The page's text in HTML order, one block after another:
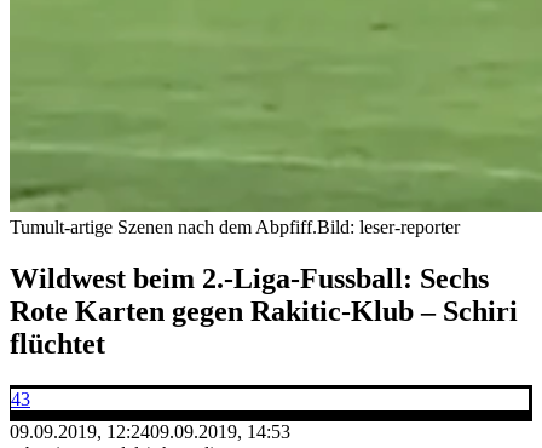
Tumult-artige Szenen nach dem Abpfiff.Bild: leser-reporter
Wildwest beim 2.-Liga-Fussball: Sechs
Rote Karten gegen Rakitic-Klub – Schiri
flüchtet
43
09.09.2019, 12:2409.09.2019, 14:53